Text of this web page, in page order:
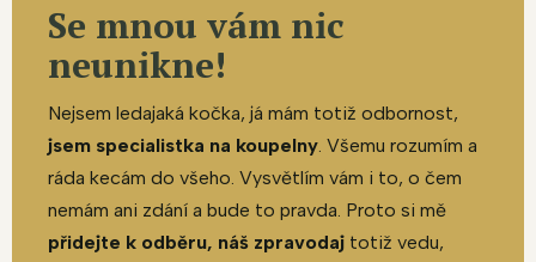
Se mnou vám nic
neunikne!
Nejsem ledajaká kočka, já mám totiž odbornost,
jsem specialistka na koupelny. Všemu rozumím a
ráda kecám do všeho. Vysvětlím vám i to, o čem
nemám ani zdání a bude to pravda. Proto si mě
přidejte k odběru, náš zpravodaj totiž vedu,